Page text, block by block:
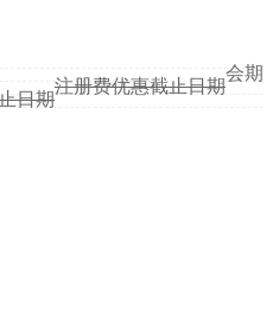
会期
注册费优惠截止日期
日期